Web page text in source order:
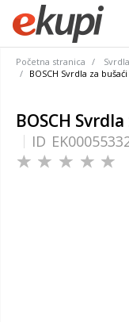
Početna stranica
BOSCH Svrdla za
BOSCH
ID